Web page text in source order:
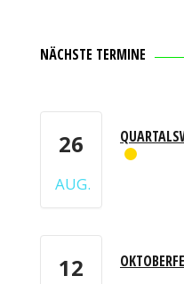
NÄCHSTE TERMINE
26
AUG.
12